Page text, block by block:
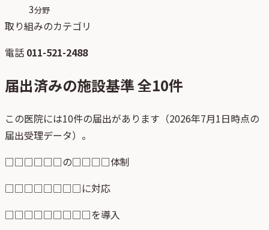
3分野
取り組みのカテゴリ
電話 011-521-2488
届出済みの施設基準 全10件
この医院には10件の届出があります（2026年7月1日時点の
届出受理データ）。
□□□□□□の□□□□体制
□□□□□□□□に対応
□□□□□□□□□を導入